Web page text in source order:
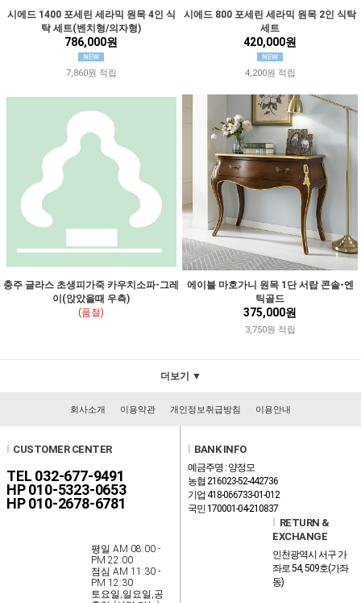
시에드 1400 포세린 세라믹 원목 4인 식
탁 세트(벤치형/의자형)
786,000원
7,860원 적립
시에드 800 포세린 세라믹 원목 2인 식탁
세트
420,000원
4,200원 적립
충주 글라스 초생피가죽 카우치소파-그레
이(앉았을때 우측)
(품절)
에이블 마호가니 원목 1단 서랍 콘솔-엔
틱골드
375,000원
3,750원 적립
더보기 ▼
회사소개 이용약관 개인정보취급방침 이용안내
CUSTOMER CENTER
TEL 032-677-9491
HP 010-5323-0653
HP 010-2678-6781
평일 AM 08:00 -
PM 22:00
점심 AM 11:30 -
PM 12:30
토요일,일요일,공
BANK INFO
예금주명 : 양정모
농협 216023-52-442736
기업 418-066733-01-012
국민 170001-04-210837
RETURN &
EXCHANGE
인천광역시 서구 가
좌로 54, 509호(가좌
동)